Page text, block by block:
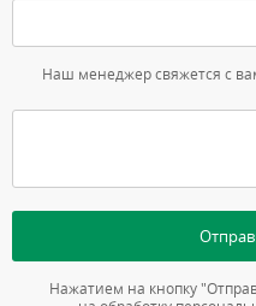
Наш менеджер свяжется с
Нажатием на кнопку